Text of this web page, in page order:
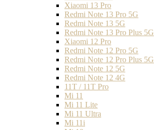
Xiaomi 13 Pro
Redmi Note 13 Pro 5G
Redmi Note 13 5G
Redmi Note 13 Pro Plus 5G
Xiaomi 12 Pro
Redmi Note 12 Pro 5G
Redmi Note 12 Pro Plus 5G
Redmi Note 12 5G
Redmi Note 12 4G
11T / 11T Pro
Mi 11
Mi 11 Lite
Mi 11 Ultra
Mi 11i